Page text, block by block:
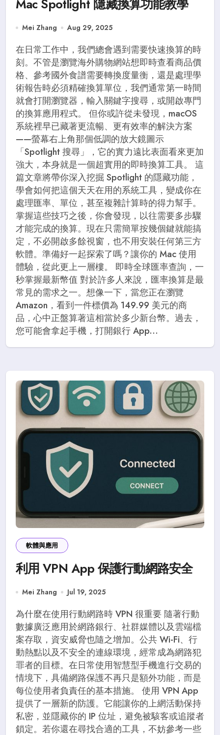
Mac Spotlight 隱藏換算功能教學
Mei Zhang Aug 29, 2025
在日常工作中，我們總會遇到需要快速換算的時
刻。不管是瀏覽海外購物網站想即時查看商品價
格、參考國外食譜需要轉換度量衡，還是處理學
術報告時必須精確換算單位，我們通常第一時間
就會打開瀏覽器，輸入關鍵字搜尋，或開啟專門
的換算應用程式。 但你或許從未發現，macOS
系統裡早已藏著更流暢、更有效率的解決方案
——螢幕右上角那個低調的放大鏡圖示
「Spotlight 搜尋」，它的實力遠比表面看來更加
強大，本身就是一個超實用的即時換算工具。 這
篇文章將帶你深入挖掘 Spotlight 的隱藏功能，
學會如何把這個天天在用的系統工具，變成你在
處理匯率、單位，甚至複雜計算時的得力幫手。
掌握這些技巧之後，你會發現，以往需要多步驟
才能完成的換算。現在只需簡單按幾個鍵就能搞
定，不必開啟多餘視窗，也不用安裝任何第三方
軟體。準備好一起探索了嗎？讓你的 Mac 使用
體驗，從此更上一層樓。 即時全球匯率查詢，一
秒掌握最新幣值 對於許多人來說，匯率換算是最
常見的需求之一。想像一下，當您正在瀏覽
Amazon，看到一件標價為 149.99 美元的商
品，心中正盤算著這相當於多少新台幣。過去，
您可能會拿起手機，打開銀行 App...
軟體與應用
利用 VPN App 保護行動網路安全
Mei Zhang Jul 19, 2025
為什麼在使用行動網路時 VPN 很重要 隨著行動
數據廣泛應用於網路銀行、社群媒體以及雲端檔
案存取，資安威脅也隨之增加。公共 Wi-Fi、行
動熱點以及不安全的連線環境，經常成為網路犯
罪者的目標。在日常使用智慧型手機進行交易的
情境下，具備網路保護不再只是額外功能，而是
每位使用者負責任的基本措施。 使用 VPN App
提供了一層新的防護。它能讓你的上網活動保持
私密，並隱藏你的 IP 位址，避免被駭客或追蹤者
鎖定。若你還在尋找合適的工具，不妨參考一些